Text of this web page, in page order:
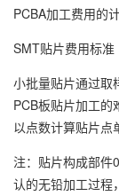
PCBA加工费用的
SMT贴片费用标准
小批量贴片通过取
PCB板贴片加工
以点数计算贴片点
注：贴片构成部
认的无铅加工过程